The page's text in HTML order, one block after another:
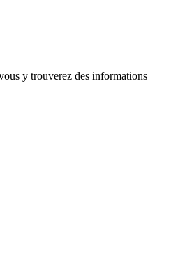
y trouverez des informations